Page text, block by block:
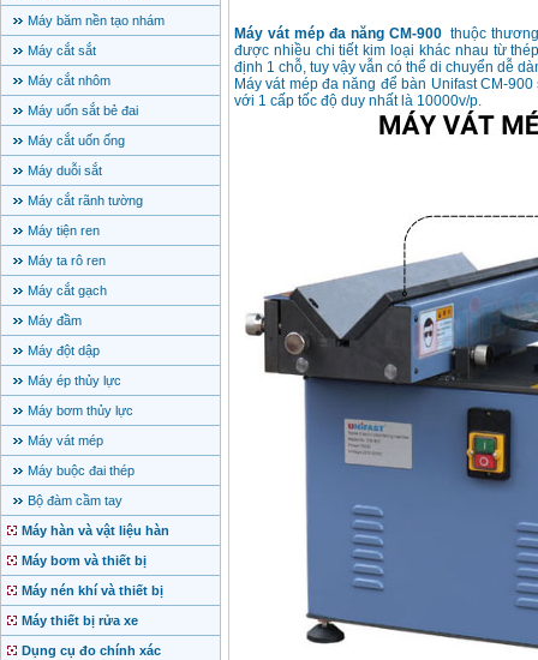
Máy băm nền tạo nhám
Máy cắt sắt
Máy cắt nhôm
Máy uốn sắt bẻ đai
Máy cắt uốn ống
Máy duỗi sắt
Máy cắt rãnh tường
Máy tiện ren
Máy ta rô ren
Máy cắt gạch
Máy đầm
Máy đột dập
Máy ép thủy lực
Máy bơm thủy lực
Máy vát mép
Máy buộc đai thép
Bộ đàm cầm tay
Máy hàn và vật liệu hàn
Máy bơm và thiết bị
Máy nén khí và thiết bị
Máy thiết bị rửa xe
Dụng cụ đo chính xác
Máy vát mép đa năng CM-900thuộc thương
được nhiều chi tiết kim loại khác nhau từ
định 1 chỗ, tuy vậy vẫn có thể di chuyển dễ
Máy vát mép đa năng để bàn Unifast CM-
với 1 cấp tốc độ duy nhất là 10000v/p.